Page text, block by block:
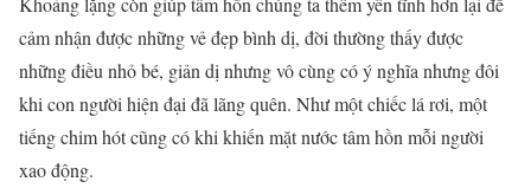
cảm nhận được những vẻ đẹp bình dị, đời thường thấy được
những điều nhỏ bé, giản dị nhưng vô cùng có ý nghĩa nhưng đôi
khi con người hiện đại đã lãng quên. Như một chiếc lá rơi, một
tiếng chim hót cũng có khi khiến mặt nước tâm hồn mỗi người
xao động.